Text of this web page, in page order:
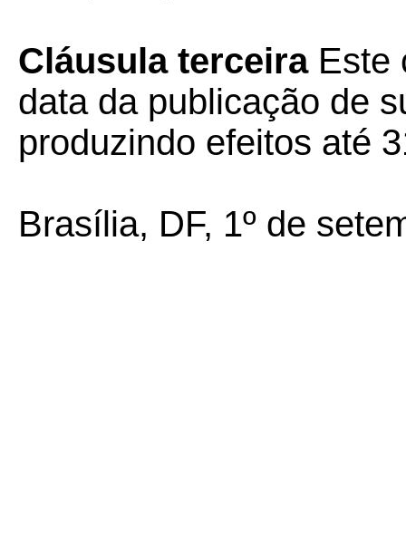
Cláusula terceira Este
data da publicação de
produzindo efeitos até
Brasília, DF, 1º de